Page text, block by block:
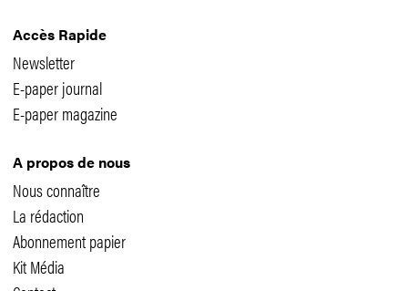
Accès Rapide
Newsletter
E-paper journal
E-paper magazine
A propos de nous
Nous connaître
La rédaction
Abonnement papier
Kit Média